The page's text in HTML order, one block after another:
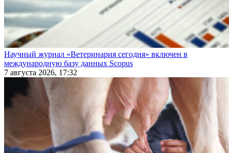
Научный журнал «Ветеринария сегодня» включен в
международную базу данных Scopus
7 августа 2026, 17:32